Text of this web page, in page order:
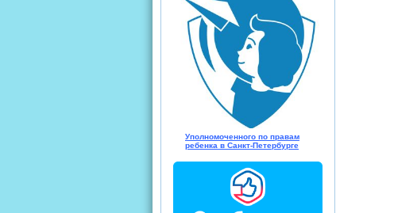
Уполномоченного по правам
ребенка в Санкт-Петербурге